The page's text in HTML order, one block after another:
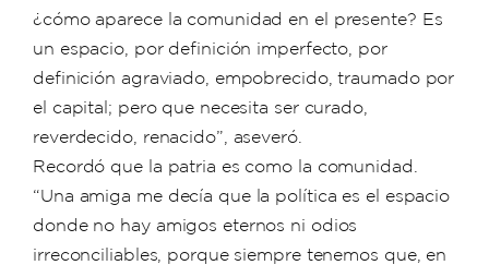
¿cómo aparece la comunidad en el presente? Es
un espacio, por definición imperfecto, por
definición agraviado, empobrecido, traumado por
el capital; pero que necesita ser curado,
reverdecido, renacido”, aseveró.
Recordó que la patria es como la comunidad.
“Una amiga me decía que la política es el espacio
donde no hay amigos eternos ni odios
irreconciliables, porque siempre tenemos que, en